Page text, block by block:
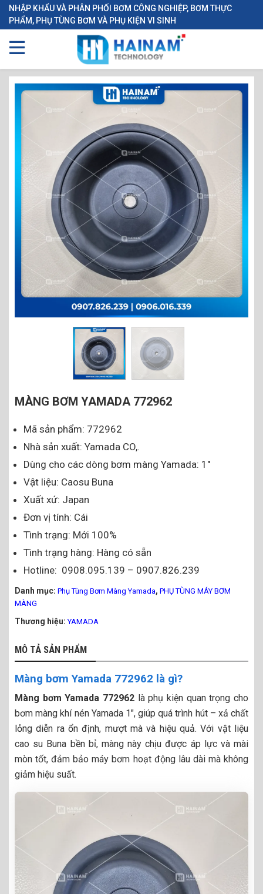
NHẬP KHẨU VÀ PHÂN PHỐI BƠM CÔNG NGHIỆP, BƠM THỰC
PHẨM, PHỤ TÙNG BƠM VÀ PHỤ KIỆN VI SINH
MÀNG BƠM YAMADA 772962
Mã sản phẩm: 772962
Nhà sản xuất: Yamada CO,.
Dùng cho các dòng bơm màng Yamada: 1″
Vật liệu: Caosu Buna
Xuất xứ: Japan
Đơn vị tính: Cái
Tình trạng: Mới 100%
Tình trạng hàng: Hàng có sẵn
Hotline: 0908.095.139 – 0907.826.239
Danh mục: Phụ Tùng Bơm Màng Yamada, PHỤ TÙNG MÁY BƠM
MÀNG
Thương hiệu:YAMADA
MÔ TẢ SẢN PHẨM
Màng bơm Yamada 772962 là gì?
Màng bơm Yamada 772962 là phụ kiện quan trọng cho
bơm màng khí nén Yamada 1″, giúp quá trình hút – xả chất
lỏng diễn ra ổn định, mượt mà và hiệu quả. Với vật liệu
cao su Buna bền bỉ, màng này chịu được áp lực và mài
mòn tốt, đảm bảo máy bơm hoạt động lâu dài mà không
giảm hiệu suất.